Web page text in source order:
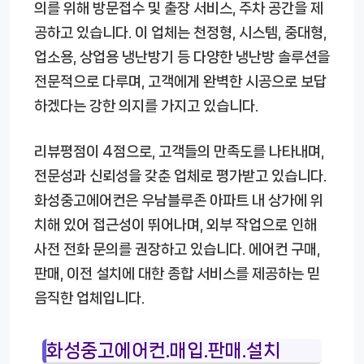
의를 위해 방문접수 및 출장 서비스, 주차 공간을 제
공하고 있습니다. 이 업체는 천정형, 시스템, 중대형,
업소용, 상업용 냉난방기 등 다양한 냉난방 솔루션을
전문적으로 다루며, 고객에게 완벽한 시공으로 보답
하겠다는 강한 의지를 가지고 있습니다.
리뷰평점이 4점으로, 고객들의 만족도를 나타내며,
전문성과 신뢰성을 갖춘 업체로 평가받고 있습니다.
화성중고에어컨은 우남블루존 아파트 내 상가에 위
치해 있어 접근성이 뛰어나며, 외부 작업으로 인해
사전 전화 문의를 권장하고 있습니다. 에어컨 구매,
판매, 이전 설치에 대한 종합 서비스를 제공하는 믿
음직한 업체입니다.
화성중고에어컨.매입.판매.설치